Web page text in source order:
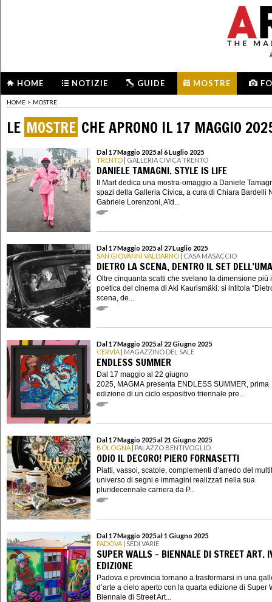
HOME NOTIZIE GUIDE MOSTRE
HOME > MOSTRE
LE MOSTRE CHE APRONO IL 17 MAGGIO
Dal 17 Maggio 2025 al 6 Luglio 2025
TRENTO | GALLERIA CIVICA TRENTO
DANIELE TAMAGNI. STYLE IS LIFE
Il Mart dedica una mostra-omaggio a Daniele
spazi della Galleria Civica, a cura di Chiara Bardelli
Gabriele Lorenzoni, Aïd...
Dal 17 Maggio 2025 al 27 Luglio 2025
SAN GIOVANNI VALDARNO | CASA MASACCIO
DIETRO LA SCENA, DENTRO IL SET
Oltre cinquanta scatti che svelano la dimensione più
poetica del cinema di Aki Kaurismäki: si intitola
scena, de...
Dal 17 Maggio 2025 al 22 Giugno 2025
CERVIA | MAGAZZINO DEL SALE
ENDLESS SUMMER
Dal 17 maggio al 22 giugno
2025, MAGMA presenta ENDLESS SUMMER, prima
edizione di un ciclo espositivo triennale pre...
Dal 17 Maggio 2025 al 21 Giugno 2025
BOLOGNA | PALAZZO BENTIVOGLIO
ODIO IL DECORO! PIERO FORNASETTI
Piatti, vassoi, scatole, complementi d’arredo del
universo di segni e immagini realizzati nella sua
pluridecennale carriera da P...
Dal 17 Maggio 2025 al 1 Giugno 2025
PADOVA | SEDI VARIE
SUPER WALLS - BIENNALE DI STREET ART.
EDIZIONE
Padova e provincia tornano a trasformarsi in una
d’arte a cielo aperto con la quarta edizione di Super
Biennale di Street Art...